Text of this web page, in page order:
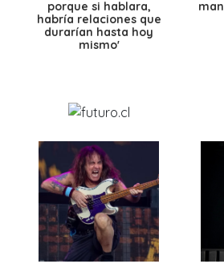
porque si hablara,
habría relaciones que
durarían hasta hoy
mismo'